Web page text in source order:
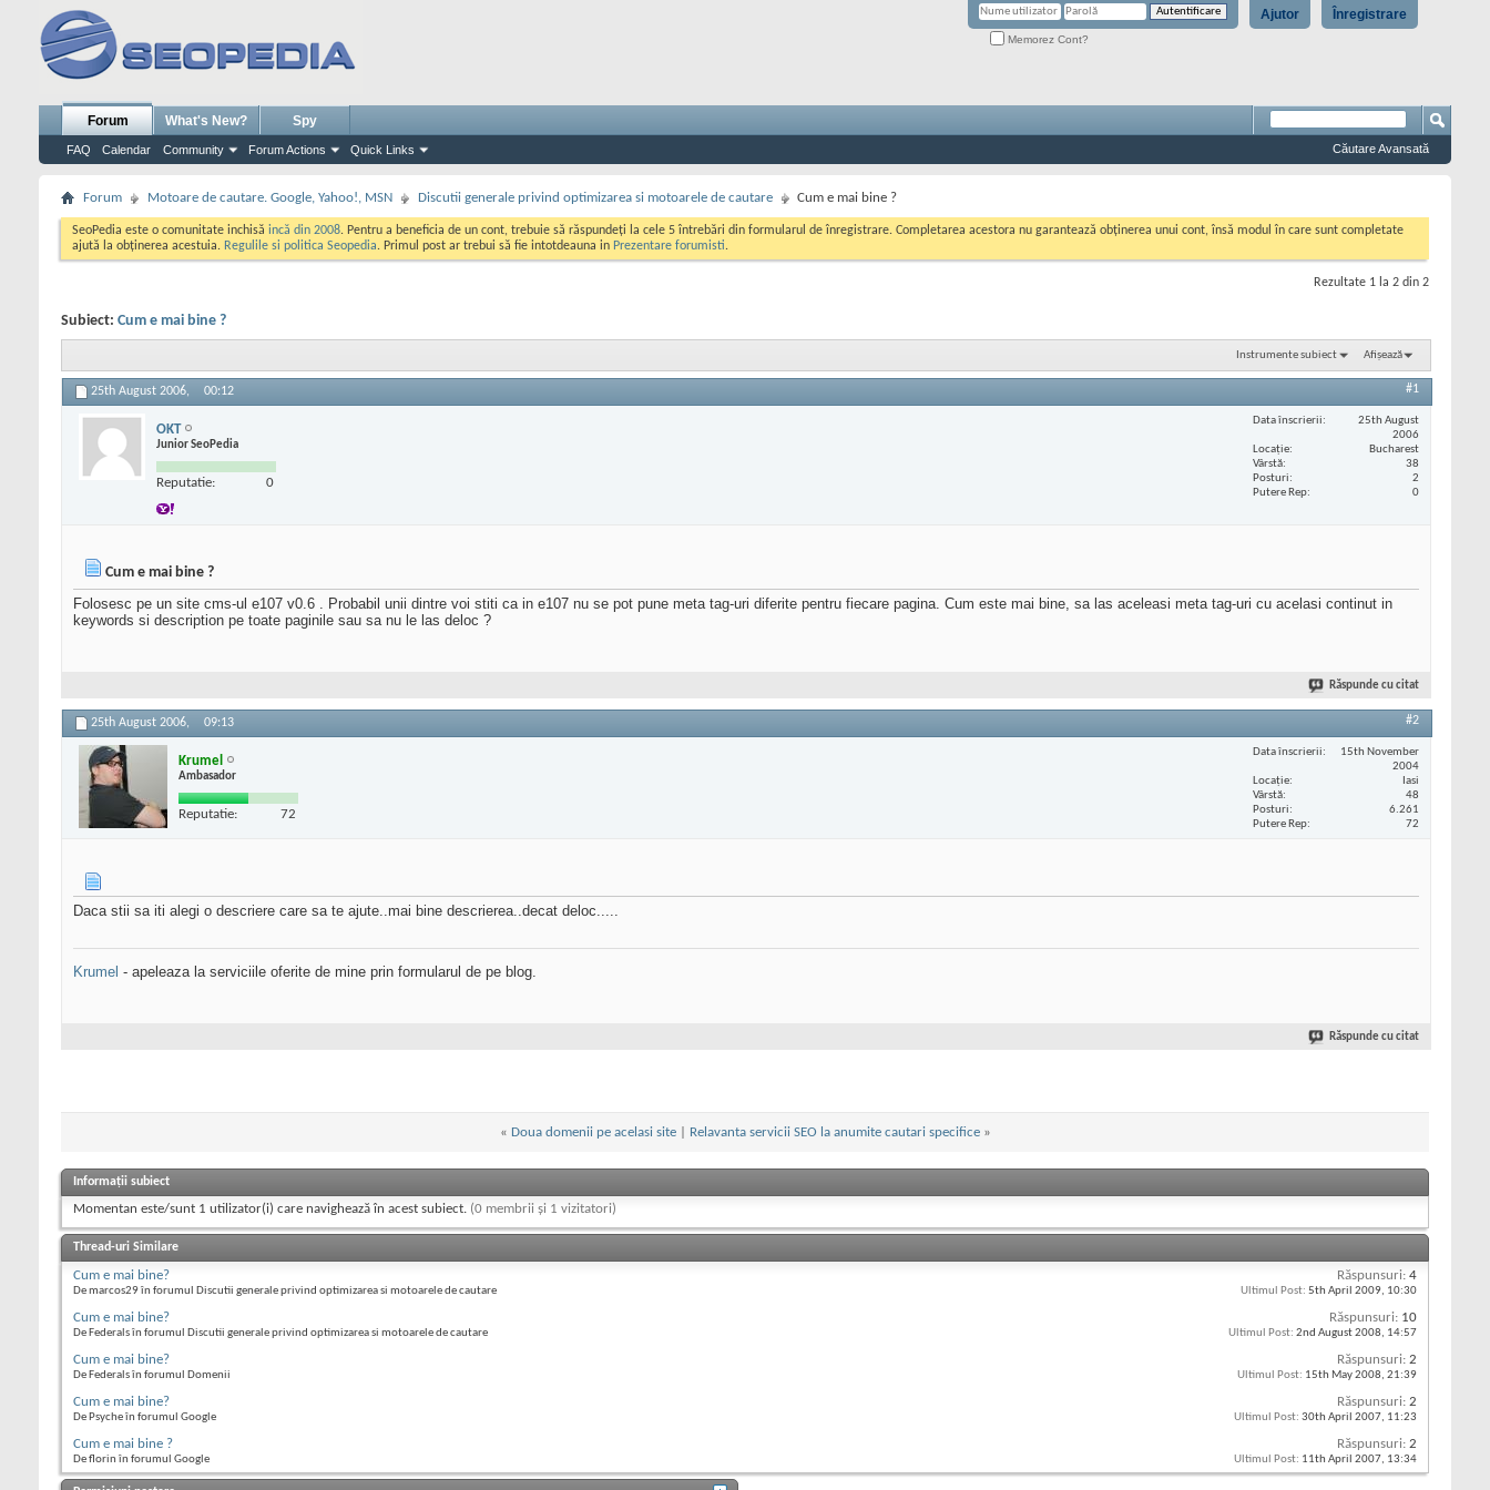
Înregistrare
Ajutor
Memorez Cont?
Forum
FAQ Calendar Community Forum Actions Quick Links
What's New? Spy
Căutare Avansată
Forum Motoare de cautare. Google, Yahoo!, MSN Discutii generale privind optimizarea si motoarele de cautare Cum e mai bine ?
SeoPedia este o comunitate inchisă incă din 2008. Pentru a beneficia de un cont, trebuie să răspundeți la cele 5 întrebări din formularul de înregistrare. Completarea acestora nu garantează obținerea unui cont, însă modul în care sunt completate
ajută la obținerea acestuia. Regulile si politica Seopedia. Primul post ar trebui să fie intotdeauna in Prezentare forumisti.
Rezultate 1 la 2 din 2
Subiect: Cum e mai bine ?
Instrumente subiect Afișează
25th August 2006, 00:12 #1
OKT
Junior SeoPedia
Reputatie: 0
Data înscrierii
25th August
2006
Locaţie
Bucharest
Vârstă
38
Posturi
2
Putere Rep
0
Cum e mai bine ?
Folosesc pe un site cms-ul e107 v0.6 . Probabil unii dintre voi stiti ca in e107 nu se pot pune meta tag-uri diferite pentru fiecare pagina. Cum este mai bine, sa las aceleasi meta tag-uri cu acelasi continut in
keywords si description pe toate paginile sau sa nu le las deloc ?
Răspunde cu citat
25th August 2006, 09:13 #2
Krumel
Ambasador
Reputatie: 72
Data înscrierii
15th November
2004
Locaţie
Iasi
Vârstă
48
Posturi
6.261
Putere Rep
72
Daca stii sa iti alegi o descriere care sa te ajute..mai bine descrierea..decat deloc.....
Krumel - apeleaza la serviciile oferite de mine prin formularul de pe blog.
Răspunde cu citat
« Doua domenii pe acelasi site| Relavanta servicii SEO la anumite cautari specifice »
Informații subiect
Momentan este/sunt 1 utilizator(i) care navighează în acest subiect. (0 membrii și 1 vizitatori)
Thread-uri Similare
Cum e mai bine?
De marcos29 în forumul Discutii generale privind optimizarea si motoarele de cautare
Răspunsuri: 4
Ultimul Post: 5th April 2009, 10:30
Cum e mai bine?
De Federals în forumul Discutii generale privind optimizarea si motoarele de cautare
Răspunsuri: 10
Ultimul Post: 2nd August 2008, 14:57
Cum e mai bine?
De Federals în forumul Domenii
Răspunsuri: 2
Ultimul Post: 15th May 2008, 21:39
Cum e mai bine?
De Psyche în forumul Google
Răspunsuri: 2
Ultimul Post: 30th April 2007, 11:23
Cum e mai bine ?
De florin în forumul Google
Răspunsuri: 2
Ultimul Post: 11th April 2007, 13:34